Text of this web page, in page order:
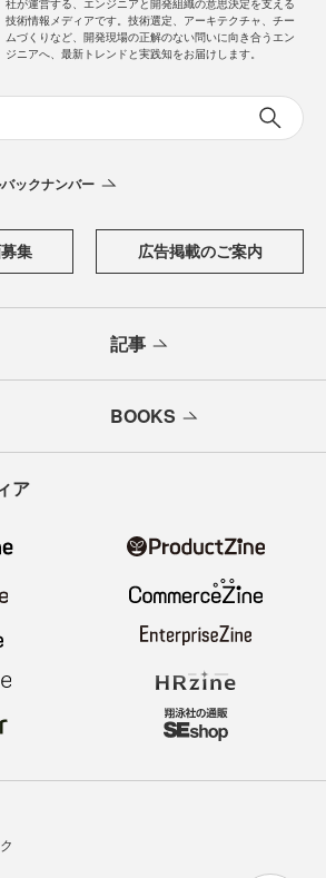
社が運営する、エンジニアと開発組織の意思決定を支える
技術情報メディアです。技術選定、アーキテクチャ、チー
ムづくりなど、開発現場の正解のない問いに向き合うエン
ジニアへ、最新トレンドと実践知をお届けします。
ックナンバー
集 広告掲載のご案内
記事
BOOKS
ア